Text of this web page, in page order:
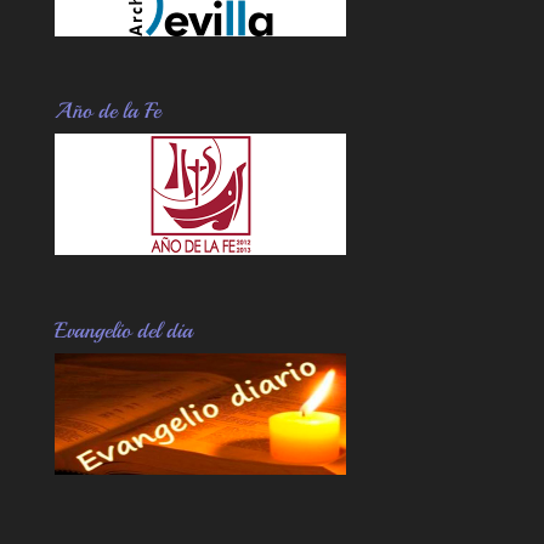
Año de la Fe
Evangelio del dia